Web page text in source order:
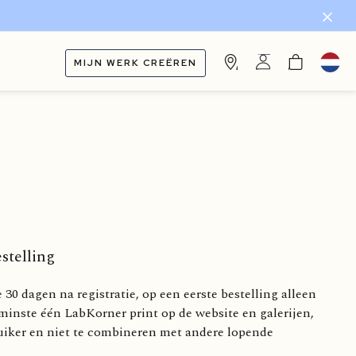
MIJN WERK CREËREN
dagen na registratie, op een eerste bestelling alleen
één LabKorner print op de website en galerijen,
en niet te combineren met andere lopende